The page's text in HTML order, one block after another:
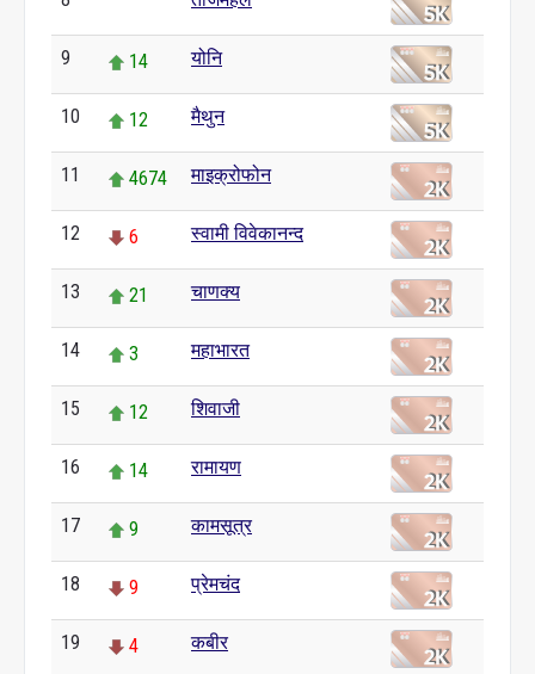
9 14 योनि
10 12 मैथुन
11 4674 माइक्रोफोन
12 6 स्वामी विवेकानन्द
13 21 चाणक्य
14 3 महाभारत
15 12 शिवाजी
16 14 रामायण
17 9 कामसूत्र
18 9 प्रेमचंद
19 4 कबीर